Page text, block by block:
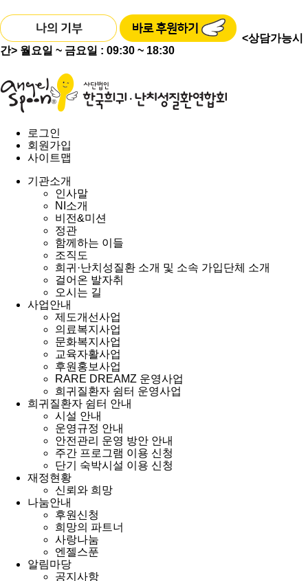
<상담가능시
간> 월요일 ~ 금요일 : 09:30 ~ 18:30
로그인
회원가입
사이트맵
기관소개
인사말
NI소개
비전&미션
정관
함께하는 이들
조직도
희귀·난치성질환 소개 및 소속 가입단체 소개
걸어온 발자취
오시는 길
사업안내
제도개선사업
의료복지사업
문화복지사업
교육자활사업
후원홍보사업
RARE DREAMZ 운영사업
희귀질환자 쉼터 운영사업
희귀질환자 쉼터 안내
시설 안내
운영규정 안내
안전관리 운영 방안 안내
주간 프로그램 이용 신청
단기 숙박시설 이용 신청
재정현황
신뢰와 희망
나눔안내
후원신청
희망의 파트너
사랑나눔
엔젤스푼
알림마당
공지사항